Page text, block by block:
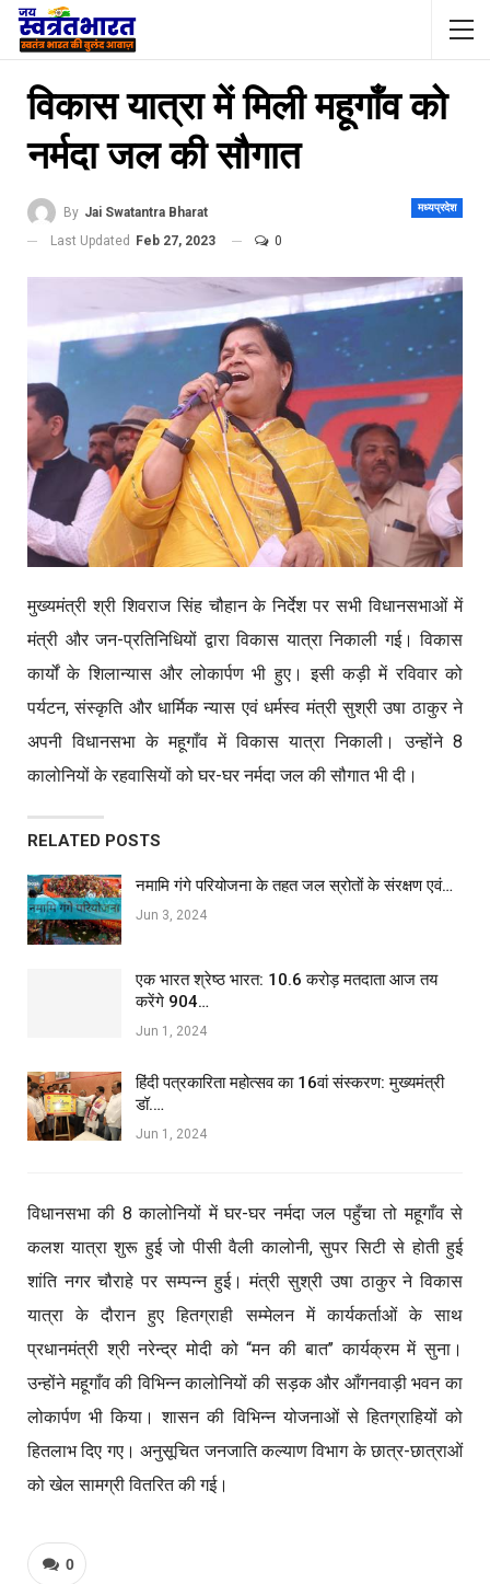
विकास यात्रा में मिली महूगाँव को
नर्मदा जल की सौगात
मध्यप्रदेश
By Jai Swatantra Bharat
Last Updated Feb 27, 2023 0
मुख्यमंत्री श्री शिवराज सिंह चौहान के निर्देश पर सभी विधानसभाओं में
मंत्री और जन-प्रतिनिधियों द्वारा विकास यात्रा निकाली गई। विकास
कार्यों के शिलान्यास और लोकार्पण भी हुए। इसी कड़ी में रविवार को
पर्यटन, संस्कृति और धार्मिक न्यास एवं धर्मस्व मंत्री सुश्री उषा ठाकुर ने
अपनी विधानसभा के महूगाँव में विकास यात्रा निकाली। उन्होंने 8
कालोनियों के रहवासियों को घर-घर नर्मदा जल की सौगात भी दी।
RELATED POSTS
नमामि गंगे परियोजना के तहत जल स्रोतों के संरक्षण एवं…
Jun 3, 2024
एक भारत श्रेष्ठ भारत: 10.6 करोड़ मतदाता आज तय
करेंगे 904…
Jun 1, 2024
हिंदी पत्रकारिता महोत्सव का 16वां संस्करण: मुख्यमंत्री
डॉ.…
Jun 1, 2024
विधानसभा की 8 कालोनियों में घर-घर नर्मदा जल पहुँचा तो महूगाँव से
कलश यात्रा शुरू हुई जो पीसी वैली कालोनी, सुपर सिटी से होती हुई
शांति नगर चौराहे पर सम्पन्न हुई। मंत्री सुश्री उषा ठाकुर ने विकास
यात्रा के दौरान हुए हितग्राही सम्मेलन में कार्यकर्ताओं के साथ
प्रधानमंत्री श्री नरेन्द्र मोदी को “मन की बात’’ कार्यक्रम में सुना।
उन्होंने महूगाँव की विभिन्न कालोनियों की सड़क और आँगनवाड़ी भवन का
लोकार्पण भी किया। शासन की विभिन्न योजनाओं से हितग्राहियों को
हितलाभ दिए गए। अनुसूचित जनजाति कल्याण विभाग के छात्र-छात्राओं
को खेल सामग्री वितरित की गई।
0